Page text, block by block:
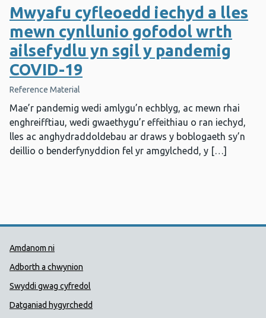
Mwyafu cyfleoedd iechyd a lles
mewn cynllunio gofodol wrth
ailsefydlu yn sgil y pandemig
COVID-19
Reference Material
Mae’r pandemig wedi amlygu’n echblyg, ac mewn rhai
enghreifftiau, wedi gwaethygu’r effeithiau o ran iechyd,
lles ac anghydraddoldebau ar draws y boblogaeth sy’n
deillio o benderfynyddion fel yr amgylchedd, y […]
Dolenni Cymorth Iechyd
Amdanom ni
Adborth a chwynion
Swyddi gwag cyfredol
Datganiad hygyrchedd